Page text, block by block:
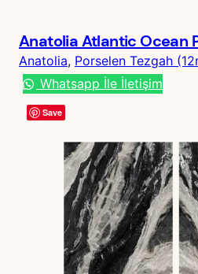
Anatolia Atlantic Ocean
Anatolia, Porselen Tezgah
Whatsapp İle İletişim
Save